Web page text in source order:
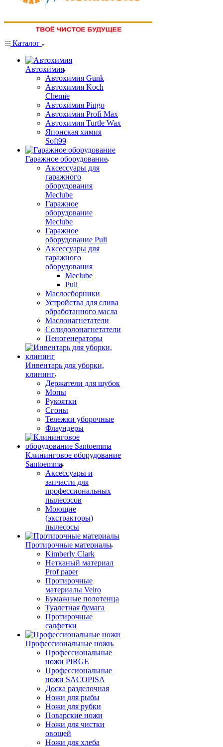
Каталог
Автохимия
Автохимия Gunk
Автохимия Koch
Chemie
Автохимия Pingo
Автохимия Profi Max
Автохимия Turtle Wax
Японская химия
Soft99
Гаражное оборудование
Аксессуары для
гаражного
оборудования
Meclube
Гаражное
оборудование
Meclube
Гаражное
оборудование Puli
Аксессуары для
гаражного
оборудования
Meclube
Puli
Маслосборники
Устройства для слива
обработанного масла
Маслонагнетатели
Солидолонагнетатели
Пеногенераторы
Инвентарь для уборки,
клининг
Держатели для шубок
Мопы
Рукоятки
Сгоны
Тележки уборочные
Флаундеры
Клининговое оборудование
Santoemma
Аксессуары и
запчасти для
профессиональных
пылесосов
Моющие
(экстракторы)
пылесосы
Протирочные материалы
Kimberly Clark
Нетканый материал
Prof paper
Протирочные
материалы Veiro
Бумажные полотенца
Туалетная бумага
Протирочные
салфетки
Профессиональные ножи
Профессиональные
ножи PIRGE
Профессиональные
ножи SACOPISA
Доска разделочная
Ножи для рыбы
Ножи для рубки
Поварские ножи
Ножи для чистки
овощей
Ножи для хлеба